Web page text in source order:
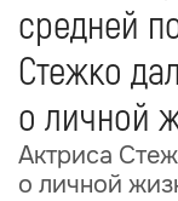
средней
Стежко
о личной
Актриса
о личной